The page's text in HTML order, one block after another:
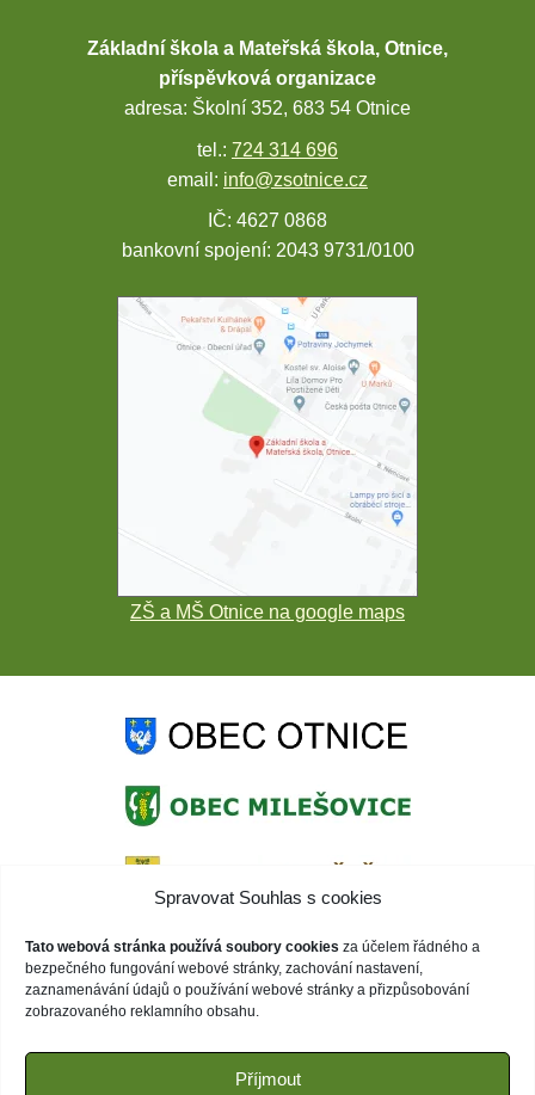
Spravovat Souhlas s cookies
Tato webová stránka používá soubory cookies za účelem řádného a
bezpečného fungování webové stránky, zachování nastavení,
zaznamenávání údajů o používání webové stránky a přizpůsobování
zobrazovaného reklamního obsahu.
Příjmout
Základní škola a Mateřská škola, Otnice,
příspěvková organizace
adresa: Školní 352, 683 54 Otnice
tel.: 724 314 696
email: info@zsotnice.cz
IČ: 4627 0868
bankovní spojení: 2043 9731/0100
ZŠ a MŠ Otnice na google maps